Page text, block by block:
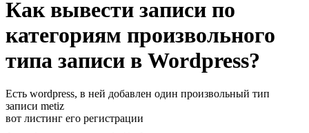
Как вывести записи по
категориям произвольного
типа записи в Wordpress?
Есть wordpress, в ней добавлен один произвольный тип
записи metiz
вот листинг его регистрации